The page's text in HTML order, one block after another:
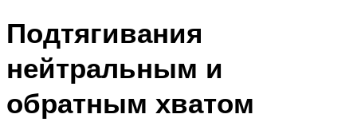
Подтягивания
нейтральным и
обратным хватом